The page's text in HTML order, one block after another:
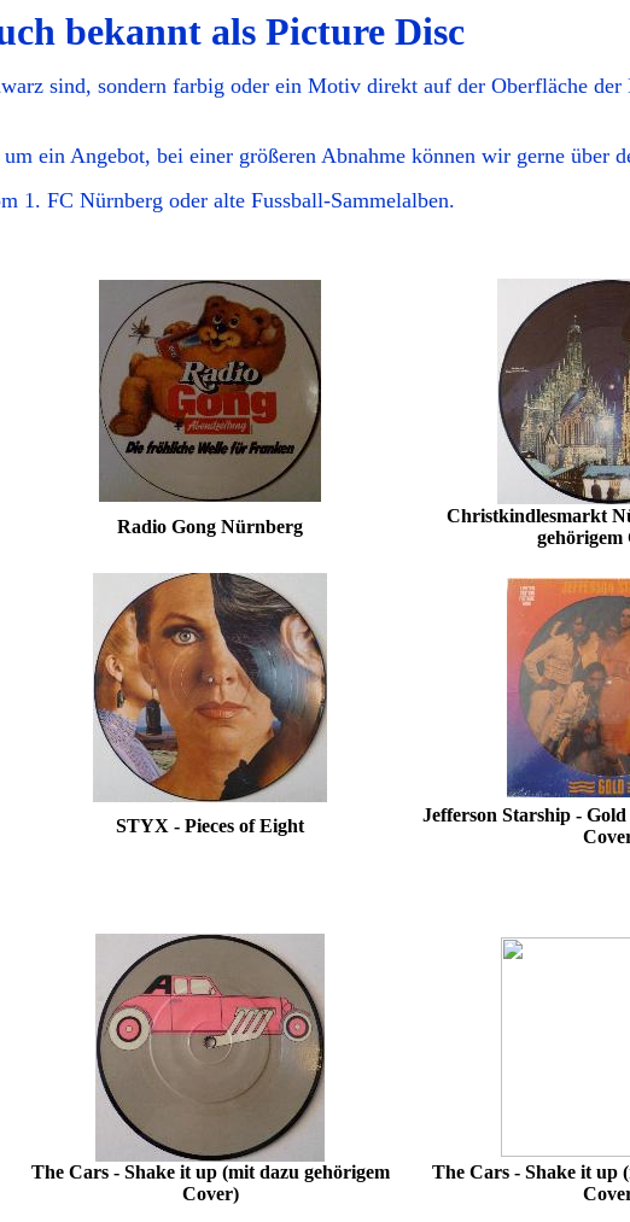
bekannt als Picture Disc
sind, sondern farbig oder ein Motiv direkt auf der Oberfläche
ein Angebot, bei einer größeren Abnahme können wir gerne über
1. FC Nürnberg oder alte Fussball-Sammelalben.
Radio Gong Nürnberg
Christkindlesmarkt
gehörigem
STYX - Pieces of Eight
Jefferson Starship -
The Cars - Shake it up (mit dazu gehörigem
Cover)
The Cars - Shake it up